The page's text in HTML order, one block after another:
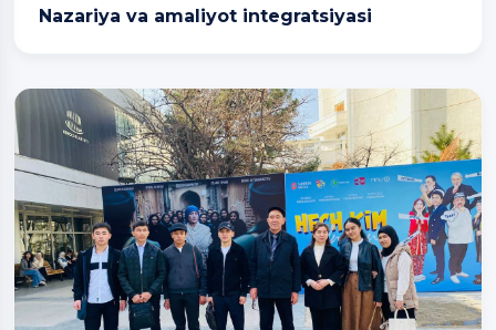
Nazariya va amaliyot integratsiyasi